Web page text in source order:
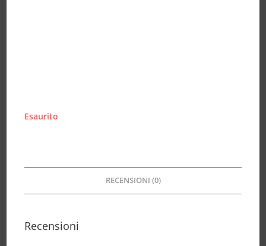
Esaurito
RECENSIONI (0)
Recensioni